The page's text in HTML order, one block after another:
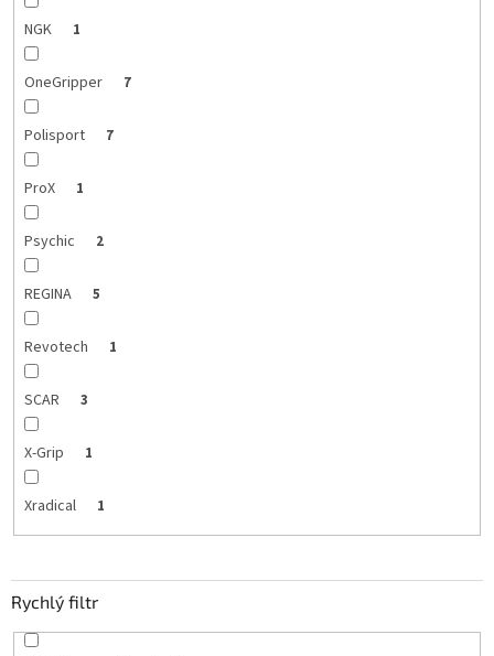
NGK 1
OneGripper 7
Polisport 7
ProX 1
Psychic 2
REGINA 5
Revotech 1
SCAR 3
X-Grip 1
Xradical 1
Rychlý filtr